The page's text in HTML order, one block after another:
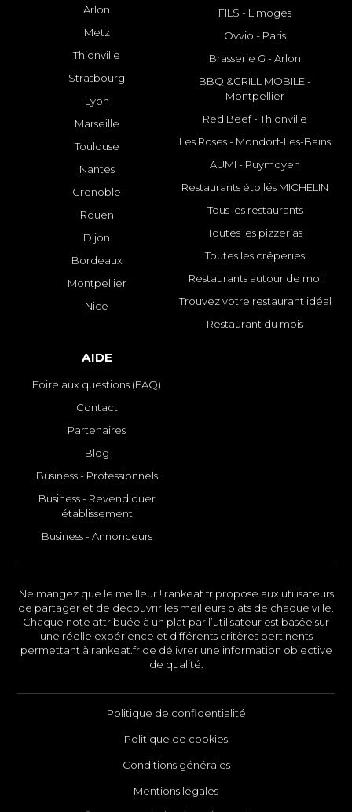
Arlon
Metz
Thionville
Strasbourg
Lyon
Marseille
Toulouse
Nantes
Grenoble
Rouen
Dijon
Bordeaux
Montpellier
Nice
FILS - Limoges
Ovvio - Paris
Brasserie G - Arlon
BBQ &GRILL MOBILE -
Montpellier
Red Beef - Thionville
Les Roses - Mondorf-Les-Bains
AUMI - Puymoyen
Restaurants étoilés MICHELIN
Tous les restaurants
Toutes les pizzerias
Toutes les crêperies
Restaurants autour de moi
Trouvez votre restaurant idéal
Restaurant du mois
AIDE
Foire aux questions (FAQ)
Contact
Partenaires
Blog
Business - Professionnels
Business - Revendiquer
établissement
Business - Annonceurs
Ne mangez que le meilleur ! rankeat.fr propose aux utilisateurs
de partager et de découvrir les meilleurs plats de chaque ville.
Chaque note attribuée à un plat par l’utilisateur est basée sur
une réelle expérience et différents critères pertinents
permettant à rankeat.fr de délivrer une information objective
de qualité.
Politique de confidentialité
Politique de cookies
Conditions générales
Mentions légales